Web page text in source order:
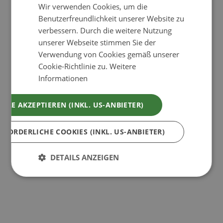
Wir verwenden Cookies, um die
Benutzerfreundlichkeit unserer Website zu
verbessern. Durch die weitere Nutzung
unserer Webseite stimmen Sie der
Verwendung von Cookies gemäß unserer
Cookie-Richtlinie zu.Weitere
Informationen
AKZEPTIEREN (INKL. US-ANBIETER)
COOKIES (INKL. US-ANBIETER)
DETAILS ANZEIGEN